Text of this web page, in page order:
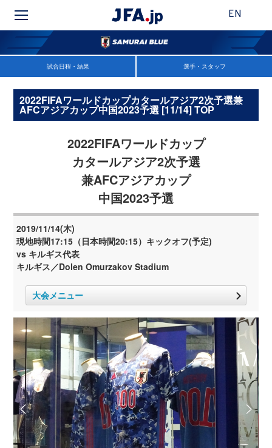
EN
試合日程・結果 選手・スタッフ
2022FIFAワールドカップカタールアジア2次予選兼
AFCアジアカップ中国2023予選 [11/14] TOP
2022FIFAワールドカップ
カタールアジア2次予選
兼AFCアジアカップ
中国2023予選
2019/11/14(木)
現地時間17:15（日本時間20:15）キックオフ(予定)
vs キルギス代表
キルギス／Dolen Omurzakov Stadium
大会メニュー